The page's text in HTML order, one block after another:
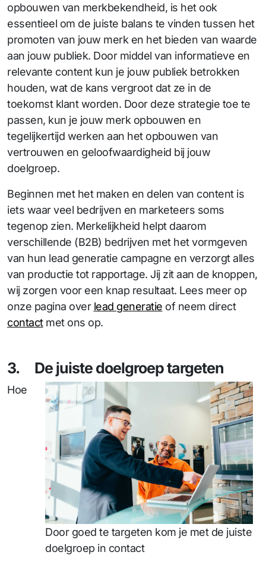
opbouwen van merkbekendheid, is het ook
essentieel om de juiste balans te vinden tussen het
promoten van jouw merk en het bieden van waarde
aan jouw publiek. Door middel van informatieve en
relevante content kun je jouw publiek betrokken
houden, wat de kans vergroot dat ze in de
toekomst klant worden. Door deze strategie toe te
passen, kun je jouw merk opbouwen en
tegelijkertijd werken aan het opbouwen van
vertrouwen en geloofwaardigheid bij jouw
doelgroep.
Beginnen met het maken en delen van content is
iets waar veel bedrijven en marketeers soms
tegenop zien. Merkelijkheid helpt daarom
verschillende (B2B) bedrijven met het vormgeven
van hun lead generatie campagne en verzorgt alles
van productie tot rapportage. Jij zit aan de knoppen,
wij zorgen voor een knap resultaat. Lees meer op
onze pagina over lead generatie of neem direct
contactmet ons op.
3. De juiste doelgroep targeten
Door goed te targeten kom je met de juiste
doelgroep in contact
Hoe